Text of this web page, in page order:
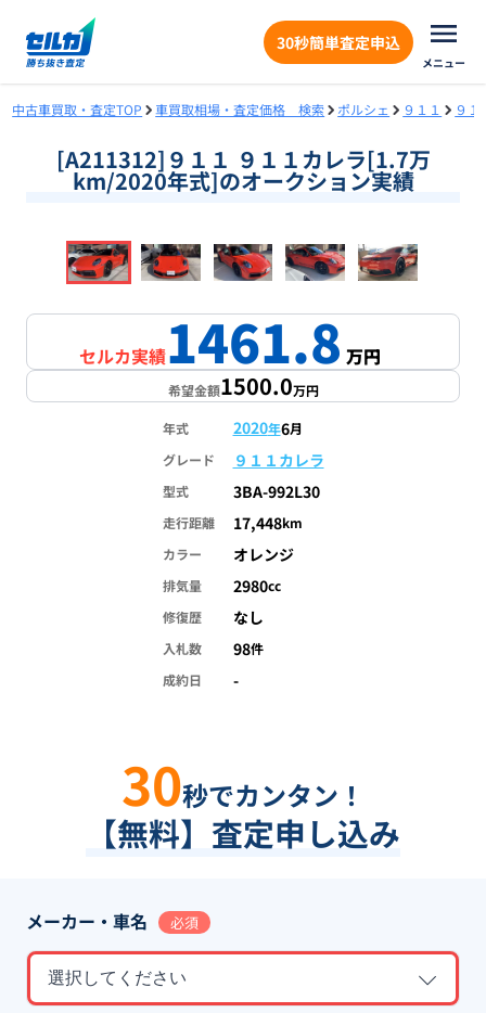
30秒簡単査定申込
メニュー
中古車買取・査定TOP 車買取相場・査定価格 検索 ポルシェ ９１１ ９
[A211312]９１１ ９１１カレラ[1.7万
km/2020年式]のオークション実績
1/18
セルカ実績1461.8万円
希望金額1500.0万円
年式 2020年6月
グレード
９１１カレラ
型式 3BA-992L30
走行距離 17,448km
カラー
オレンジ
排気量 2980cc
修復歴
なし
入札数 98件
成約日
-
30秒でカンタン！
【無料】査定申し込み
メーカー・車名 必須
選択してください